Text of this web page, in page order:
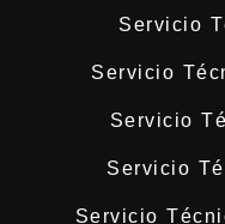
Servicio
Servicio
Servicio
Servicio
Servicio